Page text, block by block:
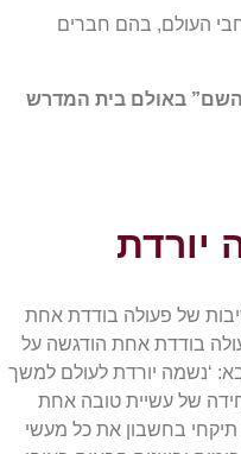
העולם, בהם חברים
השם” באולם בית המדרש
יורדת
של פעולה בודדת אחת
בודדת אחת הודגשה על
‘נשמה יורדת לעולם למשך
של עשיית טובה אחת
תיקחי בחשבון את כל מעשי